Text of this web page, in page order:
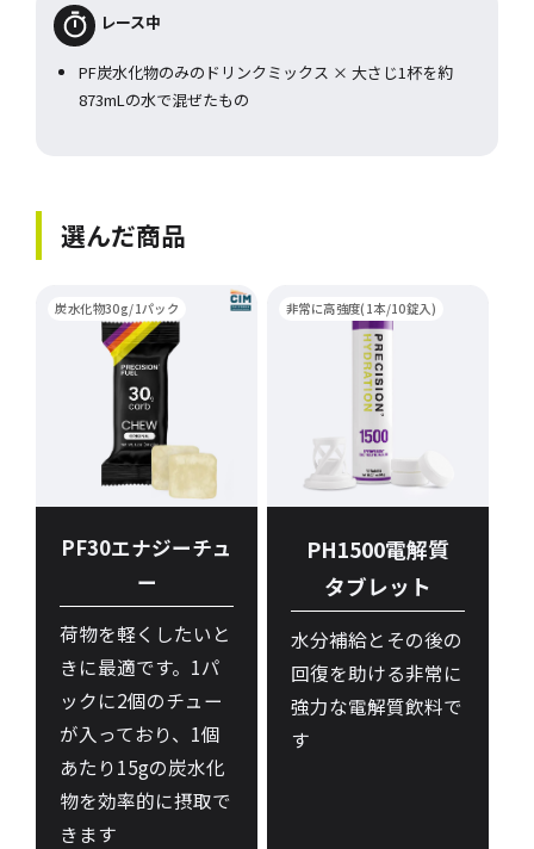
レース中
PF炭水化物のみのドリンクミックス × 大さじ1杯を約
873mLの水で混ぜたもの
選んだ商品
炭水化物30g/1パック
PF30エナジーチュ
ー
荷物を軽くしたいと
きに最適です。1パ
ックに2個のチュー
が入っており、1個
あたり15gの炭水化
物を効率的に摂取で
きます
非常に高強度(1本/10錠入)
PH1500電解質
タブレット
水分補給とその後の
回復を助ける非常に
強力な電解質飲料で
す